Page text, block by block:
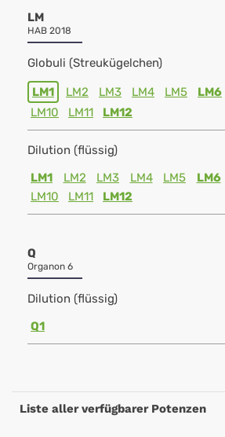
LM
HAB 2018
Globuli (Streukügelchen)
LM1 LM2 LM3 LM4 LM5 LM6
LM10
LM11 LM12
Dilution (flüssig)
LM1
LM2 LM3 LM4 LM5 LM6
LM10
LM11 LM12
Q
Organon 6
Dilution (flüssig)
Q1
Liste aller verfügbarer Potenzen